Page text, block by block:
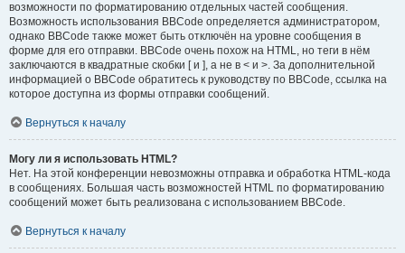
возможности по форматированию отдельных частей сообщения.
Возможность использования BBCode определяется администратором,
однако BBCode также может быть отключён на уровне сообщения в
форме для его отправки. BBCode очень похож на HTML, но теги в нём
заключаются в квадратные скобки [ и ], а не в < и >. За дополнительной
информацией о BBCode обратитесь к руководству по BBCode, ссылка на
которое доступна из формы отправки сообщений.
Вернуться к началу
Могу ли я использовать HTML?
Нет. На этой конференции невозможны отправка и обработка HTML-кода
в сообщениях. Большая часть возможностей HTML по форматированию
сообщений может быть реализована с использованием BBCode.
Вернуться к началу